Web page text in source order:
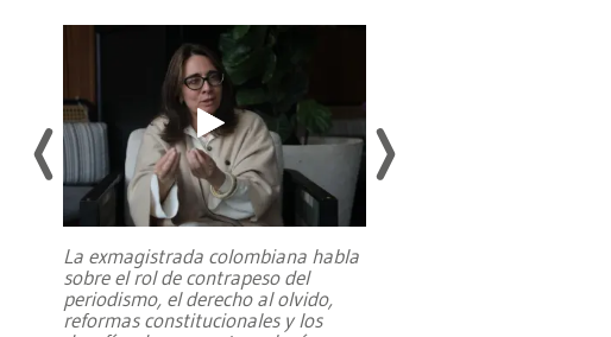
La exmagistrada colombiana habla
sobre el rol de contrapeso del
periodismo, el derecho al olvido,
reformas constitucionales y los